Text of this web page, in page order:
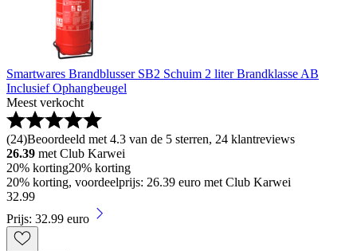
Smartwares Brandblusser SB2 Schuim 2 liter Brandklasse AB
Inclusief Ophangbeugel
Meest verkocht
(24)Beoordeeld met 4.3 van de 5 sterren, 24 klantreviews
26.39 met Club Karwei
20% korting20% korting
20% korting, voordeelprijs: 26.39 euro met Club Karwei
32.99
Prijs: 32.99 euro